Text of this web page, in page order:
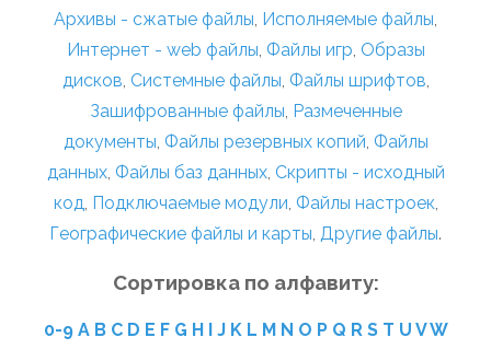
Архивы - сжатые файлы, Исполняемые файлы,
Интернет - web файлы, Файлы игр, Образы
дисков, Системные файлы, Файлы шрифтов,
Зашифрованные файлы, Размеченные
документы, Файлы резервных копий, Файлы
данных, Файлы баз данных, Скрипты - исходный
код, Подключаемые модули, Файлы настроек,
Географические файлы и карты, Другие файлы.
Сортировка по алфавиту:
0-9 A B C D E F G H I J K L M N O P Q R S T U VW